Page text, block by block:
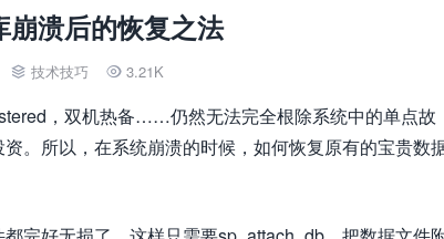
溃后的恢复之法
 技术技巧  3.21K
，双机热备……仍然无法完全根除系统中的单点故
。所以，在系统崩溃的时候，如何恢复原有的宝贵数